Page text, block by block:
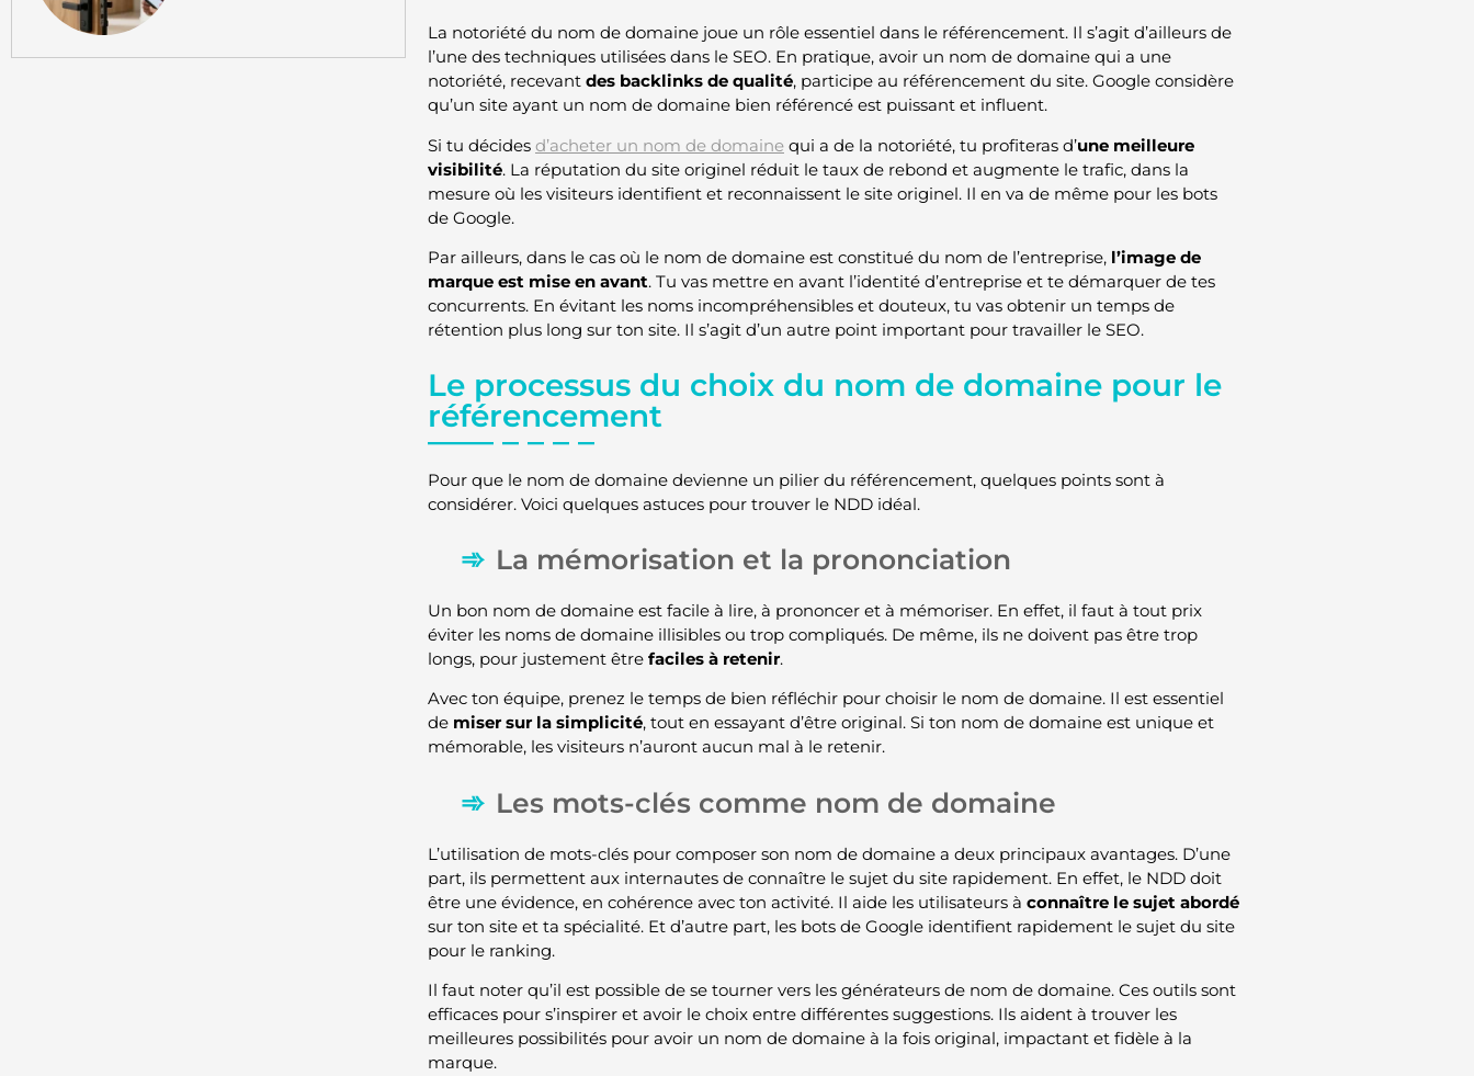
La notoriété du nom de domaine joue un rôle essentiel dans le référencement. Il s’agit d’ailleurs de
l’une des techniques utilisées dans le SEO. En pratique, avoir un nom de domaine qui a une
notoriété, recevant des backlinks de qualité, participe au référencement du site. Google considère
qu’un site ayant un nom de domaine bien référencé est puissant et influent.
Si tu décides d’acheter un nom de domainequi a de la notoriété, tu profiteras d’une meilleure
visibilité. La réputation du site originel réduit le taux de rebond et augmente le trafic, dans la
mesure où les visiteurs identifient et reconnaissent le site originel. Il en va de même pour les bots
de Google.
Par ailleurs, dans le cas où le nom de domaine est constitué du nom de l’entreprise, l’image de
marque est mise en avant. Tu vas mettre en avant l’identité d’entreprise et te démarquer de tes
concurrents. En évitant les noms incompréhensibles et douteux, tu vas obtenir un temps de
rétention plus long sur ton site. Il s’agit d’un autre point important pour travailler le SEO.
Le processus du choix du nom de domaine pour le
référencement
Pour que le nom de domaine devienne un pilier du référencement, quelques points sont à
considérer. Voici quelques astuces pour trouver le NDD idéal.
La mémorisation et la prononciation
Un bon nom de domaine est facile à lire, à prononcer et à mémoriser. En effet, il faut à tout prix
éviter les noms de domaine illisibles ou trop compliqués. De même, ils ne doivent pas être trop
longs, pour justement être faciles à retenir.
Avec ton équipe, prenez le temps de bien réfléchir pour choisir le nom de domaine. Il est essentiel
demiser sur la simplicité, tout en essayant d’être original. Si ton nom de domaine est unique et
mémorable, les visiteurs n’auront aucun mal à le retenir.
Les mots-clés comme nom de domaine
L’utilisation de mots-clés pour composer son nom de domaine a deux principaux avantages. D’une
part, ils permettent aux internautes de connaître le sujet du site rapidement. En effet, le NDD doit
être une évidence, en cohérence avec ton activité. Il aide les utilisateurs à connaître le sujet abordé
sur ton site et ta spécialité. Et d’autre part, les bots de Google identifient rapidement le sujet du site
pour le ranking.
Il faut noter qu’il est possible de se tourner vers les générateurs de nom de domaine. Ces outils sont
efficaces pour s’inspirer et avoir le choix entre différentes suggestions. Ils aident à trouver les
meilleures possibilités pour avoir un nom de domaine à la fois original, impactant et fidèle à la
marque.